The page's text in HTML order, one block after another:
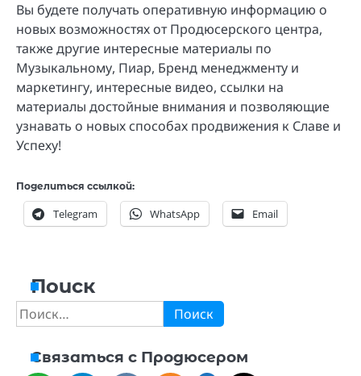
Вы будете получать оперативную информацию о
новых возможностях от Продюсерского центра,
также другие интересные материалы по
Музыкальному, Пиар, Бренд менеджменту и
маркетингу, интересные видео, ссылки на
материалы достойные внимания и позволяющие
узнавать о новых способах продвижения к Славе и
Успеху!
Поделиться ссылкой:
Telegram WhatsApp Email
Поиск
Найти:
Связаться с Продюсером